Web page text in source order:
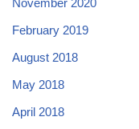
November 2020
February 2019
August 2018
May 2018
April 2018